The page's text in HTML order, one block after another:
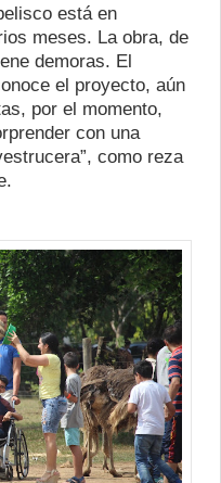
está en
meses. La obra, de
demoras. El
el proyecto, aún
por el momento,
con una
como reza